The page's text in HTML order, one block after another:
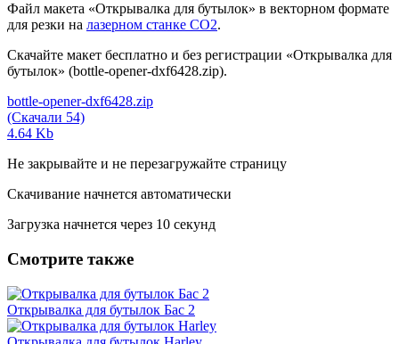
Файл макета «Открывалка для бутылок» в векторном формате
для резки на лазерном станке СО2.
Скачайте макет бесплатно и без регистрации «Открывалка для
бутылок» (bottle-opener-dxf6428.zip).
bottle-opener-dxf6428.zip
(Скачали 54)
4.64 Kb
Не закрывайте и не перезагружайте страницу
Скачивание начнется автоматически
Загрузка начнется через 10 секунд
Смотрите также
Открывалка для бутылок Бас 2